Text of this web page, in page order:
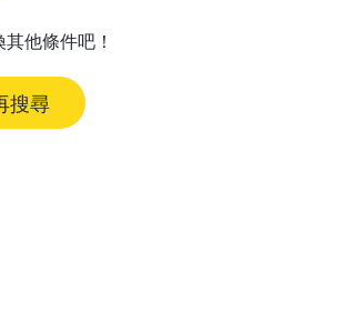
他條件吧！
搜尋